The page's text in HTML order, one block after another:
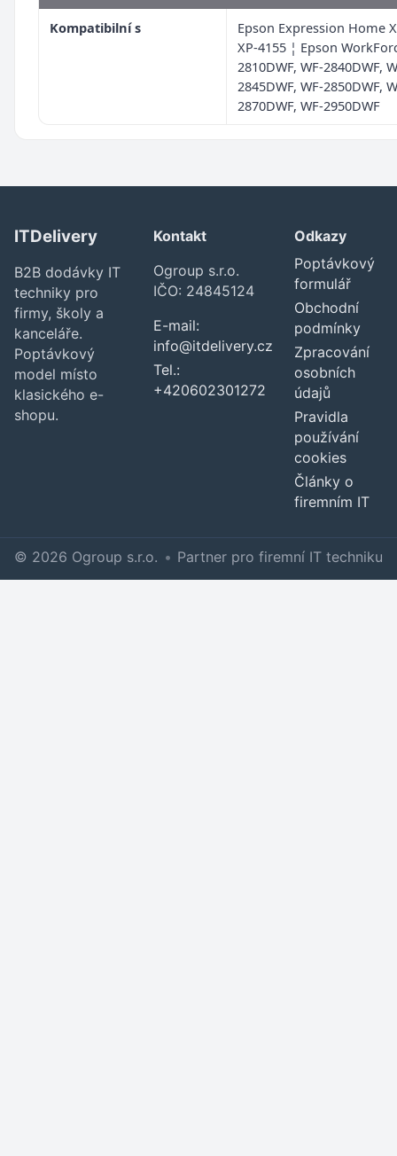
Kompatibilní s
Epson Expression Home
XP-4155 ¦ Epson
2810DWF, WF-2840DWF,
2845DWF, WF-2850DWF,
2870DWF, WF-2950DWF
ITDelivery
B2B dodávky IT
techniky pro
firmy, školy a
kanceláře.
Poptávkový
model místo
klasického e-
shopu.
Kontakt
Ogroup s.r.o.
IČO: 24845124
E-mail:
info@itdelivery.cz
Tel.:
+420602301272
Odkazy
Poptávkový
formulář
Obchodní
podmínky
Zpracování
osobních
údajů
Pravidla
používání
cookies
Články o
firemním IT
© 2026 Ogroup s.r.o. • Partner pro firemní IT techniku